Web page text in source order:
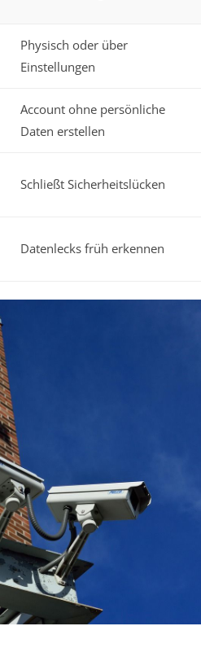
Physisch oder über
Einstellungen
Account ohne persönliche
Daten erstellen
Schließt Sicherheitslücken
Datenlecks früh erkennen